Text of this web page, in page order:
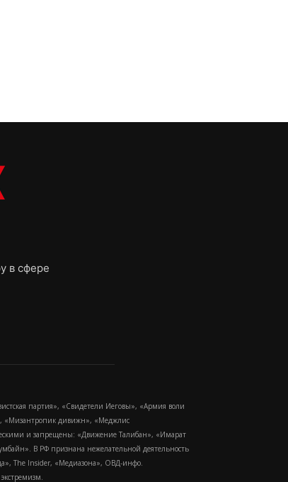
в сфере
партия», «Свидетели Иеговы», «Армия воли
«Мизантропик дивижн», «Меджлис
и запрещены: «Движение Талибан», «Имарат
В РФ признана нежелательной деятельность
The Insider, «Медиазона», ОВД-инфо.